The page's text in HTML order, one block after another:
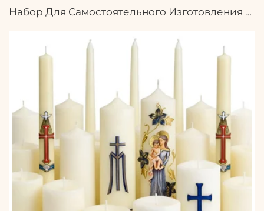
Набор Для Самостоятельного Изготовления Свечей